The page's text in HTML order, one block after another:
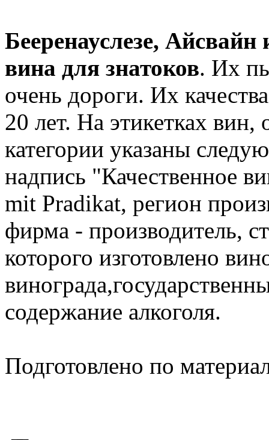
Бееренауслезе, Айсвайн
вина для знатоков. Их
очень дороги. Их
20 лет. На этикетках
категории указаны
надпись "Качественное
mit Pradikat, регион
фирма - производитель,
которого изготовлено
содержание алкоголя.
Подготовлено по